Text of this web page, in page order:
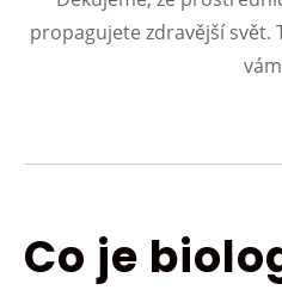
propagujete zdravější svět.
Co je